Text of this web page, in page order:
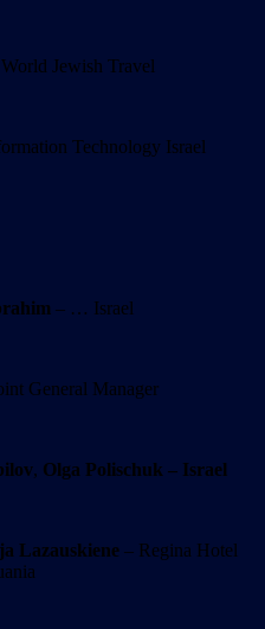
Jewish Travel
Technology Israel
– … Israel
General Manager
, Olga Polischuk – Israel
Lazauskiene – Regina Hotel